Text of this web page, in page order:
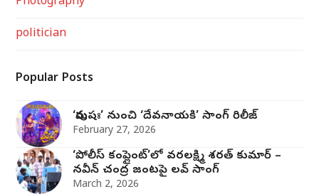
politician
Popular Posts
‘పురుషః’ నుంచి ‘దేవనాయకి’ సాంగ్‌ రిలీజ్‌
February 27, 2026
‘పోలీస్ కంప్లైంట్’లో వరలక్ష్మి శరత్ కుమార్ –
నవీన్ చంద్ర జంట‌పై ల‌వ్ సాంగ్
March 2, 2026